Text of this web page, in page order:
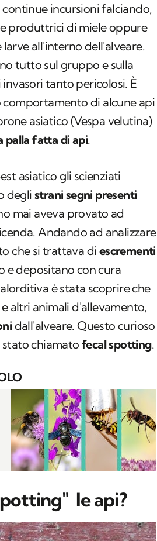
incursioni falciando,
produttrici di miele oppure
all'interno dell'alveare.
tutto sul gruppo e sulla
tanto pericolosi. È
di alcune api
asiatico (Vespa velutina)
palla fatta di api.
asiatico gli scienziati
deglistrani segni presenti
mai aveva provato ad
Andando ad analizzare
che si trattava diescrementi
e depositano con cura
è stata scoprire che
altri animali d'allevamento,
dall'alveare. Questo curioso
chiamato fecal spotting.
le api?